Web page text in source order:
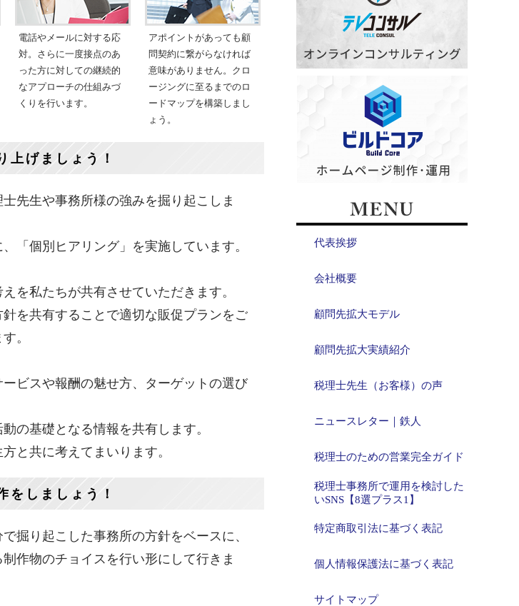
電話やメールに対する応
対。さらに一度接点のあ
った方に対しての継続的
なアプローチの仕組みづ
くりを行います。
アポイントがあっても顧
問契約に繋がらなければ
意味がありません。クロ
ージングに至るまでのロ
ードマップを構築しまし
ょう。
上げましょう！
士先生や事務所様の強みを掘り起こしま
「個別ヒアリング」を実施しています。
を私たちが共有させていただきます。
を共有することで適切な販促プランをご
。
ビスや報酬の魅せ方、ターゲットの選び
の基礎となる情報を共有します。
と共に考えてまいります。
をしましょう！
掘り起こした事務所の方針をベースに、
作物のチョイスを行い形にして行きま
代表挨拶
会社概要
顧問先拡大モデル
顧問先拡大実績紹介
税理士先生（お客様）の声
ニュースレター｜鉄人
税理士のための営業完全ガイド
税理士事務所で運用を検討した
いSNS【8選プラス1】
特定商取引法に基づく表記
個人情報保護法に基づく表記
サイトマップ